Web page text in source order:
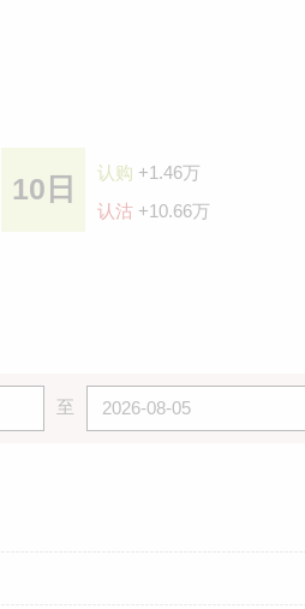
10日 认购 +1.46万
认沽 +10.66万
至